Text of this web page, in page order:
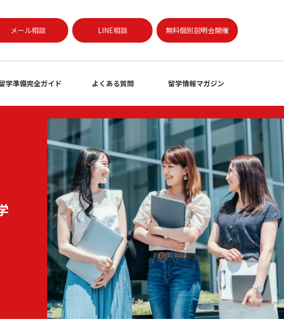
メール相談 LINE相談 無料個別説明会開催
学準備完全ガイド よくある質問 留学情報マガジン